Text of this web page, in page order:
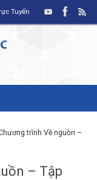
Tuyến
trình Về nguồn –
– Tập